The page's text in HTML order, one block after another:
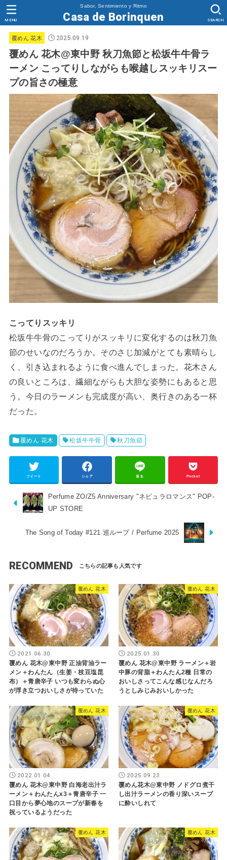
Sabor, Sentimiento y Ritmo
Casa de Borinquen SEARCH
MENU
覆めん 花木 2025.09.19
覆めん 花木@東中野 秋刀魚節と松坂牛牛骨ラ
ーメン こってりしながらも喉越しスッキリスー
プの旨さの極意
こってりスッキリ
松坂牛牛骨のこってりがスッキリに変化するのは秋刀魚
節のせいなのだろうか。そのさじ加減がとても素晴らし
く、引き込まれるように食べ進んでしまった。花木さん
の良いところは、繊細ながらも大胆な姿勢にもあると思
う。今日のラーメンも完成度が高い、奥行きのある一杯
だった。
覆めん 花木 松坂牛牛骨 秋刀魚節
ツイート シェア 送る Pocket
Perfume ZO/Z5 Anniversary "ネビュラロマンス" POP-
UP STORE
The Song of Today #121 巡ループ / Perfume 2025
RECOMMEND
覆めん 花木
2021.06.30
覆めん 花木@東中野 正油背油ラー
メン＋わんたん（生姜・枝豆塩昆
布）＋青唐辛子 いつも変わらぬ心
が浮き立つおいしさが待っていた
覆めん 花木
2025.01.30
覆めん 花木@東中野 ラーメン＋岩
中豚の背脂＋わんたん2種 日常の
おいしさってこんな感じなんだろ
うとしみじみおいしかった
覆めん 花木
2022.01.04
覆めん 花木@東中野 白海老出汁ラ
ーメン＋わんたんx3＋青唐辛子 一
口目から夢心地のスープが新春を
祝っているようだった
覆めん 花木
2025.09.23
覆めん花木@東中野 ノドグロ煮干
し出汁ラーメンの香り深いスープ
に酔いしれて
覆めん 花木 覆めん 花木